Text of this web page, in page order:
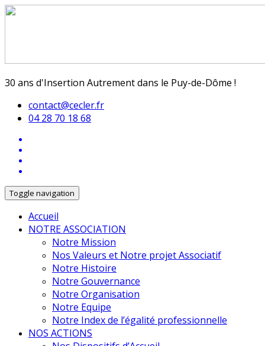
30 ans d'Insertion Autrement dans le Puy-de-Dôme !
contact@cecler.fr
04 28 70 18 68
Toggle navigation
Accueil
NOTRE ASSOCIATION
Notre Mission
Nos Valeurs et Notre projet Associatif
Notre Histoire
Notre Gouvernance
Notre Organisation
Notre Equipe
Notre Index de l’égalité professionnelle
NOS ACTIONS